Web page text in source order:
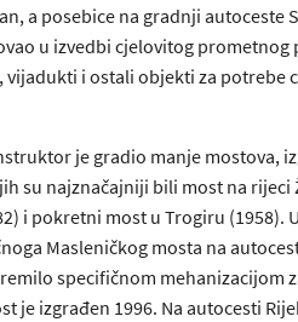
a posebice na gradnji autoceste
u izvedbi cjelovitog prometnog
vijadukti i ostali objekti za potrebe
je gradio manje mostova,
su najznačajniji bili most na rijeci
i pokretni most u Trogiru (1958).
Masleničkog mosta na
specifičnom mehanizacijom
je izgrađen 1996. Na autocesti